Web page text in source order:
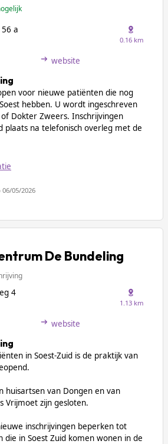
a
0.16 km
website
voor nieuwe patiënten die nog
hebben. U wordt ingeschreven
Dokter Zweers. Inschrijvingen
plaats na telefonisch overleg met de
05/2026
De Bundeling
4
1.13 km
website
in Soest-Zuid is de praktijk van
huisartsen van Dongen en van
Vrijmoet zijn gesloten.
inschrijvingen beperken tot
die in Soest Zuid komen wonen in de